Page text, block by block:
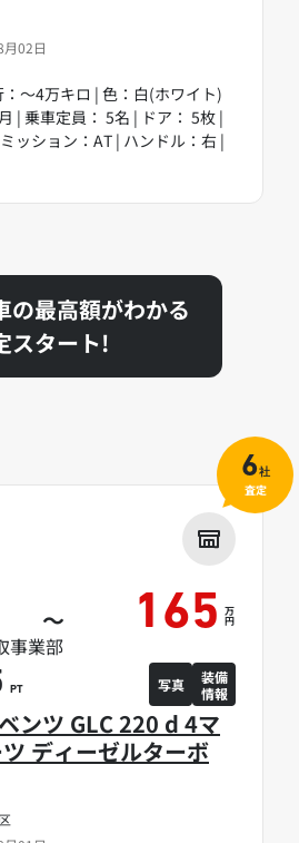
02日
～4万キロ | 色：白(ホワイト)
| 乗車定員： 5名 | ドア： 5枚 |
ッション：AT | ハンドル：右 |
の最高額がわかる
スタート!
ンツ GLC 220 d 4マ
ディーゼルターボ
～ 165 万
円
事業部
PT 写真
装備
情報
6社
査定